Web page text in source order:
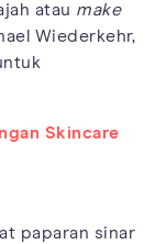
atau make
Wiederkehr,
Skincare
paparan sinar